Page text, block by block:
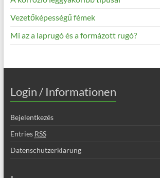
Vezetőképességű fémek
Mi az a laprugó és a formázott rugó?
Login / Informationen
Bejelentkezés
Entries RSS
Datenschutzerklärung